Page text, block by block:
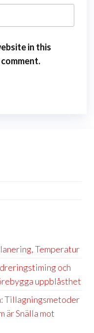
in this
Temperatur
och
uppblåsthet
Tillagningsmetoder
är Snälla mot